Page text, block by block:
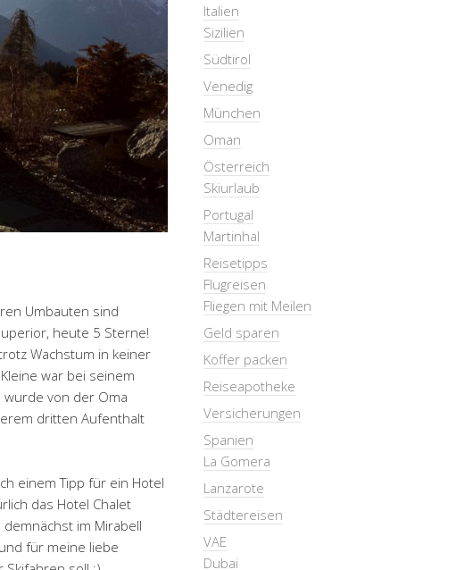
Umbauten sind
heute 5 Sterne!
Wachstum in keiner
war bei seinem
von der Oma
dritten Aufenthalt
einem Tipp für ein Hotel
das Hotel Chalet
im Mirabell
für meine liebe
Italien
Sizilien
Südtirol
Venedig
München
Oman
Österreich
Skiurlaub
Portugal
Martinhal
Reisetipps
Flugreisen
Fliegen mit Meilen
Geld sparen
Koffer packen
Reiseapotheke
Versicherungen
Spanien
La Gomera
Lanzarote
Städtereisen
VAE
Dubai